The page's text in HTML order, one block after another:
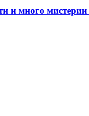
и много мистерии